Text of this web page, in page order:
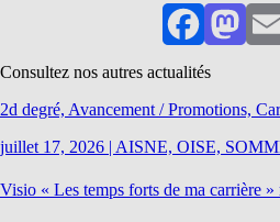
Facebook
Consultez nos autres actualités
2d degré, Avancement / Promotions,
juillet 17, 2026 | AISNE, OISE,
Visio « Les temps forts de ma carrière